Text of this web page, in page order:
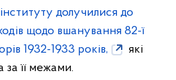
долучилися до
щодо вшанування 82-ї
1932-1933 років,
які
за її межами.